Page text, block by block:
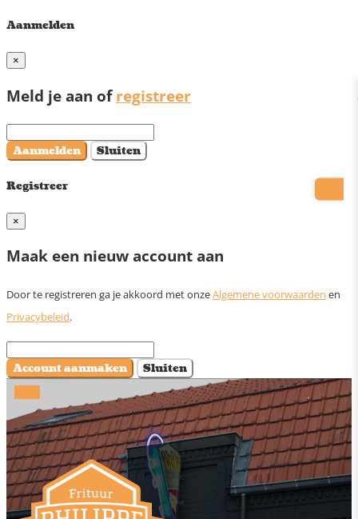
Aanmelden
×
Meld je aan ofregistreer
Aanmelden Sluiten
Registreer
×
Maak een nieuw account aan
Door te registreren ga je akkoord met onzeAlgemene voorwaarden en
Privacybeleid.
Account aanmaken Sluiten